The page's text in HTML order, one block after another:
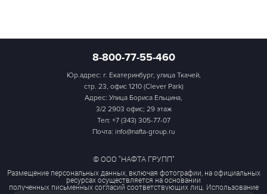
8-800-77-55-460
Юр.адрес: г. Екатеринбург, улица Ткачей,
стр. 23, офис 1210 (Clever Park)
Адрес: Улица Бориса Ельцина,
3/2 2903 офис; 29 этаж
Тел: +7 (343) 305-77-07
Почта: info@nafta-group.ru
© ООО "НАФТА ГРУПП"
Размещение персональных данных, включая фотографии, на официальных
ресурсах осуществляется на основании
полученных письменных согласий соответствующих лиц. Использование